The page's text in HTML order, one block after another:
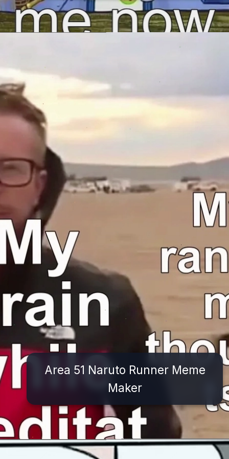
Area 51 Naruto Runner Meme
Maker
https://issiloo.edu.vn/brain-meme